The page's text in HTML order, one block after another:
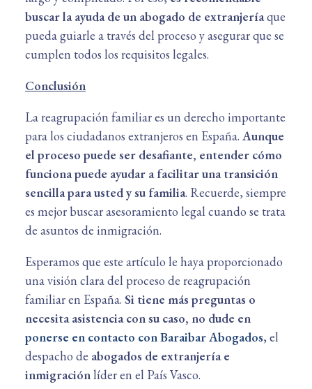
buscar la ayuda de un abogado de extranjeríaque
pueda guiarle a través del proceso y asegurar que se
cumplen todos los requisitos legales.
Conclusión
La reagrupación familiar es un derecho importante
para los ciudadanos extranjeros en España. Aunque
el proceso puede ser desafiante, entender cómo
funciona puede ayudar a facilitar una transición
sencilla para usted y su familia. Recuerde, siempre
es mejor buscar asesoramiento legal cuando se trata
de asuntos de inmigración.
Esperamos que este artículo le haya proporcionado
una visión clara del proceso de reagrupación
familiar en España. Si tiene más preguntas o
necesita asistencia con su caso, no dude en
ponerse en contacto con Baraibar Abogados, el
despacho de abogados de extranjería e
inmigraciónlíder en el País Vasco.